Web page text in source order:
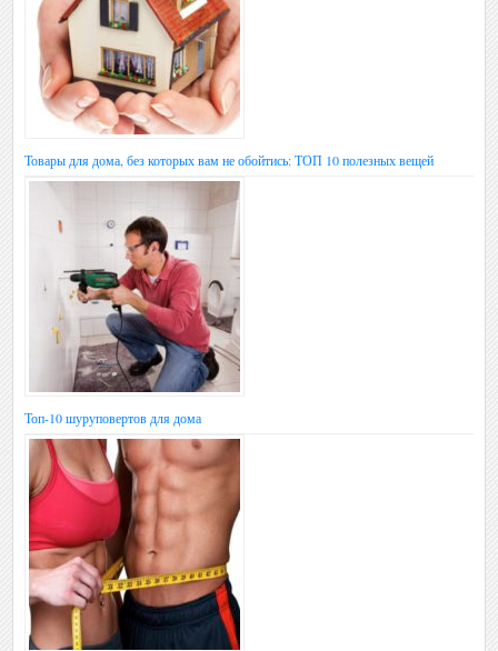
Товары для дома, без которых вам не обойтись: ТОП 10 полезных вещей
Топ-10 шуруповертов для дома